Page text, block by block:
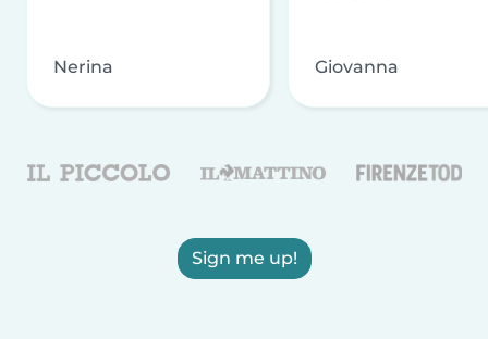
Nerina Giovanna
Sign me up!